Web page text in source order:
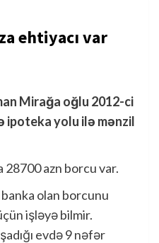
ehtiyacı var
Mirağa oğlu 2012-ci
ipoteka yolu ilə mənzil
28700 azn borcu var.
olan borcunu
işləyə bilmir.
evdə 9 nəfər